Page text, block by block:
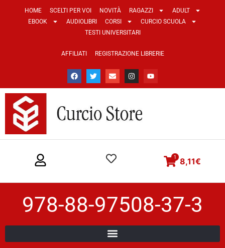
HOME SCELTI PER VOI NOVITÀ RAGAZZI
ADULT
EBOOK
AUDIOLIBRI CORSI
CURCIO SCUOLA
TESTI UNIVERSITARI
AFFILIATI REGISTRAZIONE LIBRERIE
8,11€
1
978-88-97508-37-3